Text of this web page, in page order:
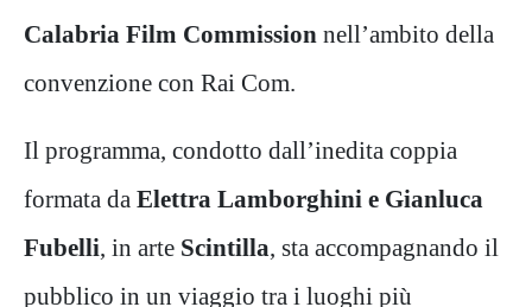
Calabria Film Commission nell’ambito della
convenzione con Rai Com.
Il programma, condotto dall’inedita coppia
formata da Elettra Lamborghini e Gianluca
Fubelli, in arte Scintilla, sta accompagnando il
pubblico in un viaggio tra i luoghi più